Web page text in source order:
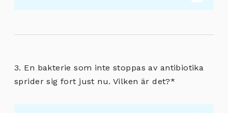
3. En bakterie som inte stoppas av antibiotika
sprider sig fort just nu. Vilken är det?*